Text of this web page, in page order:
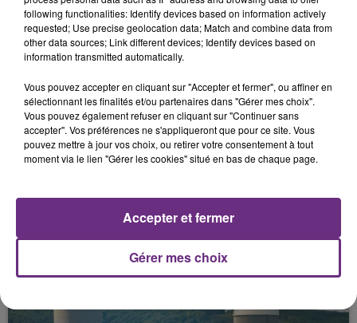
following functionalities: Identify devices based on information actively
requested; Use precise geolocation data; Match and combine data from
other data sources; Link different devices; Identify devices based on
information transmitted automatically.
Vous pouvez accepter en cliquant sur "Accepter et fermer", ou affiner en
sélectionnant les finalités et/ou partenaires dans "Gérer mes choix".
Vous pouvez également refuser en cliquant sur "Continuer sans
accepter". Vos préférences ne s'appliqueront que pour ce site. Vous
pouvez mettre à jour vos choix, ou retirer votre consentement à tout
moment via le lien "Gérer les cookies" situé en bas de chaque page.
Gérer mes choix
Accepter et fermer